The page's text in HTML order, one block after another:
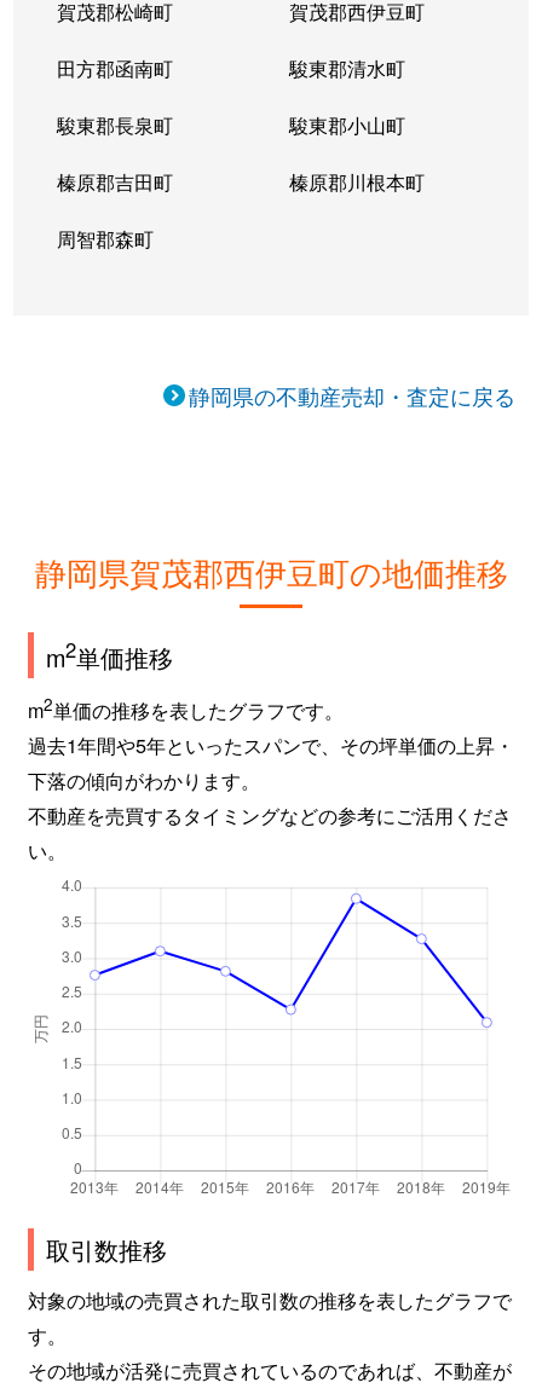
賀茂郡松崎町 賀茂郡西伊豆町
田方郡函南町 駿東郡清水町
駿東郡長泉町 駿東郡小山町
榛原郡吉田町 榛原郡川根本町
周智郡森町
静岡県の不動産売却・査定に戻る
静岡県賀茂郡西伊豆町の地価推移
m2単価推移
m2単価の推移を表したグラフです。
過去1年間や5年といったスパンで、その坪単価の上昇・
下落の傾向がわかります。
不動産を売買するタイミングなどの参考にご活用くださ
い。
取引数推移
対象の地域の売買された取引数の推移を表したグラフで
す。
その地域が活発に売買されているのであれば、不動産が